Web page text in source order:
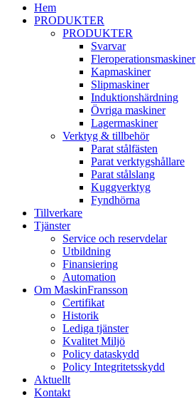
Hem
PRODUKTER
PRODUKTER
Svarvar
Fleroperationsmaskiner
Kapmaskiner
Slipmaskiner
Induktionshärdning
Övriga maskiner
Lagermaskiner
Verktyg & tillbehör
Parat stålfästen
Parat verktygshållare
Parat stålslang
Kuggverktyg
Fyndhörna
Tillverkare
Tjänster
Service och reservdelar
Utbildning
Finansiering
Automation
Om MaskinFransson
Certifikat
Historik
Lediga tjänster
Kvalitet Miljö
Policy dataskydd
Policy Integritetsskydd
Aktuellt
Kontakt